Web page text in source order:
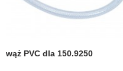
wąż PVC dla 150.9250